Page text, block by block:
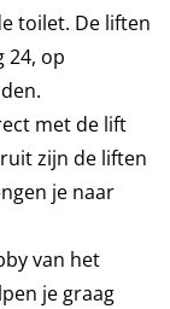
toilet. De liften
24, op
met de lift
zijn de liften
je naar
van het
je graag